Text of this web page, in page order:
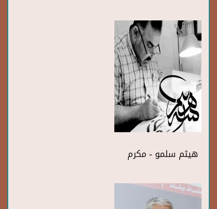
هيثم سلمو - مكرم